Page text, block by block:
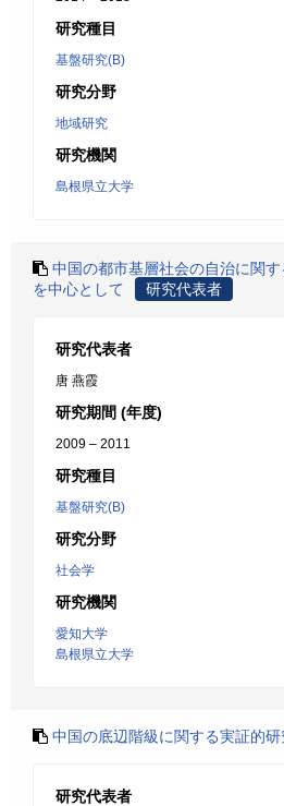
研究種目
基盤研究(B)
研究分野
地域研究
研究機関
島根県立大学
中国の都市基層社会の自治に関
を中心として
研究代表者
研究代表者
唐 燕霞
研究期間 (年度)
2009 – 2011
研究種目
基盤研究(B)
研究分野
社会学
研究機関
愛知大学
島根県立大学
中国の底辺階級に関する実証的研
研究代表者